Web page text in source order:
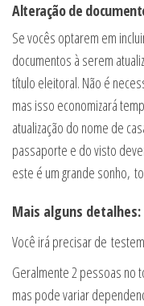
Alteração de
Se vocês optarem em
documentos à serem
título eleitoral. Não é
mas isso economizará
atualização do nome de
passaporte e do visto
este é um grande sonho,
Mais alguns detalhes:
Você irá precisar de
Geralmente 2 pessoas no
mas pode variar